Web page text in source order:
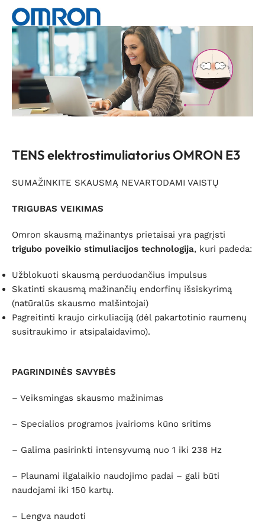
TENS elektrostimuliatorius OMRON E3
SUMAŽINKITE SKAUSMĄ NEVARTODAMI VAISTŲ
TRIGUBAS VEIKIMAS
Omron skausmą mažinantys prietaisai yra pagrįsti
trigubo poveikio stimuliacijos technologija, kuri padeda:
Užblokuoti skausmą perduodančius impulsus
Skatinti skausmą mažinančių endorfinų išsiskyrimą
(natūralūs skausmo malšintojai)
Pagreitinti kraujo cirkuliaciją (dėl pakartotinio raumenų
susitraukimo ir atsipalaidavimo).
PAGRINDINĖS SAVYBĖS
– Veiksmingas skausmo mažinimas
– Specialios programos įvairioms kūno sritims
– Galima pasirinkti intensyvumą nuo 1 iki 238 Hz
– Plaunami ilgalaikio naudojimo padai – gali būti
naudojami iki 150 kartų.
– Lengva naudoti